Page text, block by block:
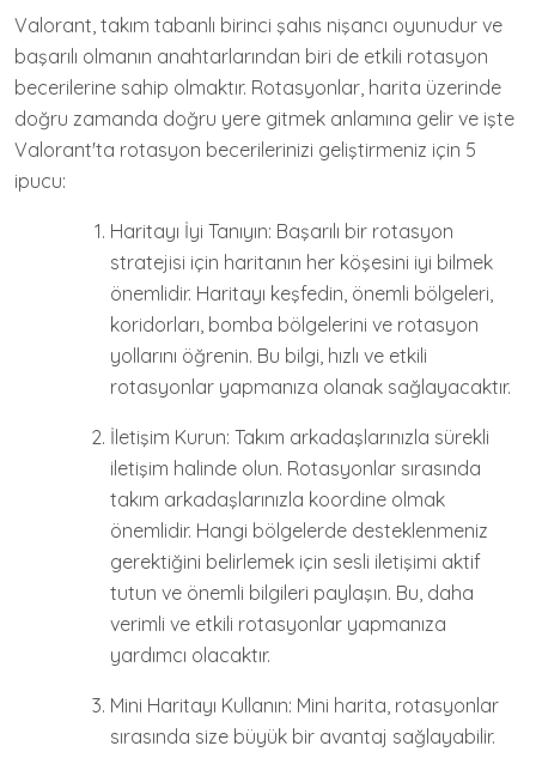
Valorant, takım tabanlı birinci şahıs nişancı oyunudur ve
başarılı olmanın anahtarlarından biri de etkili rotasyon
becerilerine sahip olmaktır. Rotasyonlar, harita üzerinde
doğru zamanda doğru yere gitmek anlamına gelir ve işte
Valorant'ta rotasyon becerilerinizi geliştirmeniz için 5
ipucu:
Haritayı İyi Tanıyın: Başarılı bir rotasyon
stratejisi için haritanın her köşesini iyi bilmek
önemlidir. Haritayı keşfedin, önemli bölgeleri,
koridorları, bomba bölgelerini ve rotasyon
yollarını öğrenin. Bu bilgi, hızlı ve etkili
rotasyonlar yapmanıza olanak sağlayacaktır.
İletişim Kurun: Takım arkadaşlarınızla sürekli
iletişim halinde olun. Rotasyonlar sırasında
takım arkadaşlarınızla koordine olmak
önemlidir. Hangi bölgelerde desteklenmeniz
gerektiğini belirlemek için sesli iletişimi aktif
tutun ve önemli bilgileri paylaşın. Bu, daha
verimli ve etkili rotasyonlar yapmanıza
yardımcı olacaktır.
Mini Haritayı Kullanın: Mini harita, rotasyonlar
sırasında size büyük bir avantaj sağlayabilir.